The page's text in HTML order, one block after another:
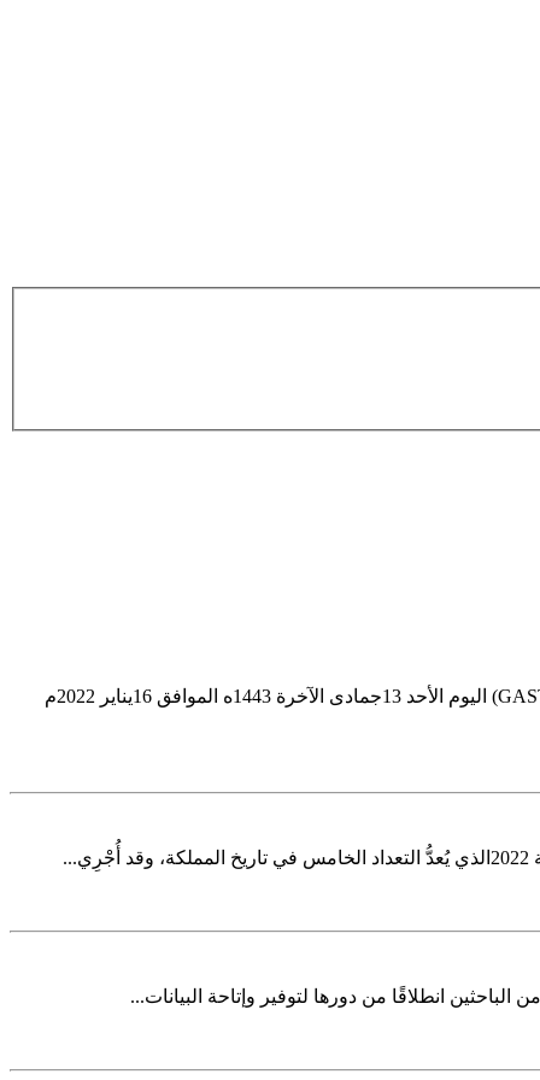
Image Alt Text Image Alt Text ضمن جهودها الإحصائية المبذولة لتنمية الاقتصاد السعودي ودعم تنوّع مصادره تبدأ الهيئة العامة للإحصاء (GASTAT) اليوم الأحد 13جمادى الآخرة 1443ه الموافق 16يناير 2022م